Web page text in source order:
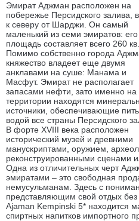
Эмират Аджман расположен на
побережье Персидского залива,
к северу от Шарджи. Он самый
маленький из семи эмиратов: его
площадь составляет всего 260
Помимо собственно города
княжество владеет еще двумя
анклавами на суше: Манама и
Масфут. Эмират не располагает
запасами нефти, зато именно на
территории находятся
источники, обеспечивающие
водой все страны Персидского
В форте XVIII века расположен
исторический музей и древними
манускриптами, оружием,
реконструированными сценами
Одна из отличительных черт
эмиратами – это свободная
немусульманам. Здесь с
представляющим свой отдых
Ajaman Kempinski 5* находится
спиртных напитков импортного